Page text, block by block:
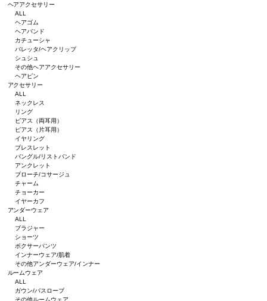
ヘアアクセサリー
ALL
ヘアゴム
ヘアバンド
カチューシャ
バレッタ/ヘアクリップ
シュシュ
その他ヘアアクセサリー
ヘアピン
アクセサリー
ALL
ネックレス
リング
ピアス（両耳用）
ピアス（片耳用）
イヤリング
ブレスレット
バングル/リストバンド
アンクレット
ブローチ/コサージュ
チャーム
チョーカー
イヤーカフ
アンダーウェア
ALL
ブラジャー
ショーツ
ボクサーパンツ
インナーウェア/肌着
その他アンダーウェア/インナー
ルームウェア
ALL
ガウン/バスローブ
その他ルームウェア